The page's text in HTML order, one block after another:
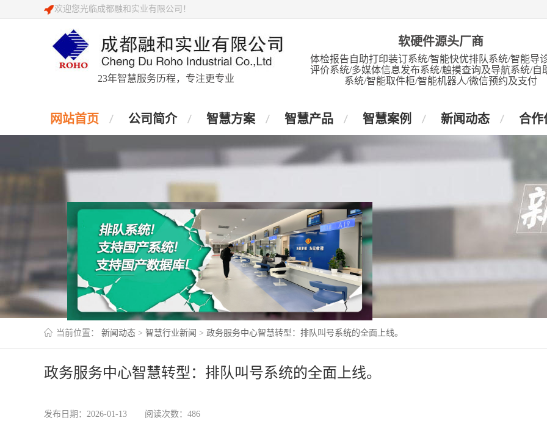
欢迎您光临成都融和实业有限公司！
23年智慧服务历程，专注更专业
软硬件源头厂商
体检报告自助打印装订系统/智能快优排队系统/智能导
评价系统/多媒体信息发布系统/触摸查询及导航系统/自
系统/智能取件柜/智能机器人/微信预约及支付
网站首页 公司简介 智慧方案 智慧产品 智慧案例 新闻动态 合作
当前位置： 新闻动态 > 智慧行业新闻 > 政务服务中心智慧转型：排队叫号系统的全面上线。
政务服务中心智慧转型：排队叫号系统的全面上线。
发布日期：2026-01-13 阅读次数：486